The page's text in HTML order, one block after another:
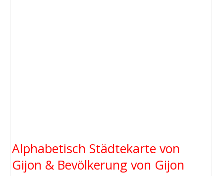
Alphabetisch Städtekarte von
Gijon & Bevölkerung von Gijon